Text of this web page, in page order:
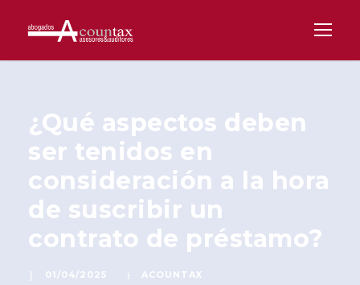
¿Qué aspectos deben
ser tenidos en
consideración a la hora
de suscribir un
contrato de préstamo?
01/04/2025
ACOUNTAX